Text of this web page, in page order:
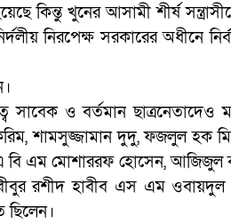
কিন্তু খুনের আসামী শীর্ষ
নিরপেক্ষ সরকারের অধীনে
সাবেক ও বর্তমান ছাত্রনেতাদেও
শামসুজ্জামান দুদু, ফজলুল হক
বি এম মোশাররফ হোসেন, আজিজুল
রশীদ হাবীব এস এম